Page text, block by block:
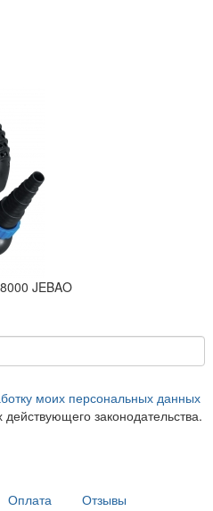
JEBAO
моих персональных данных
законодательства.
Оплата Отзывы